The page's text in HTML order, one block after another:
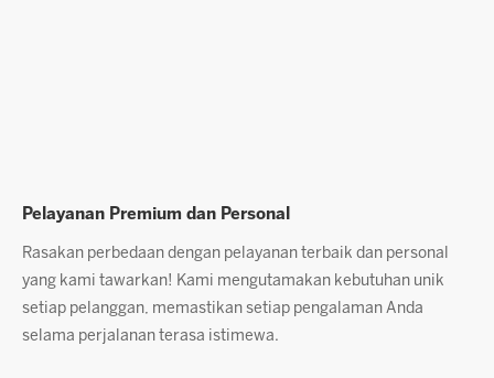
Pelayanan Premium dan Personal
Rasakan perbedaan dengan pelayanan terbaik dan personal
yang kami tawarkan! Kami mengutamakan kebutuhan unik
setiap pelanggan, memastikan setiap pengalaman Anda
selama perjalanan terasa istimewa.